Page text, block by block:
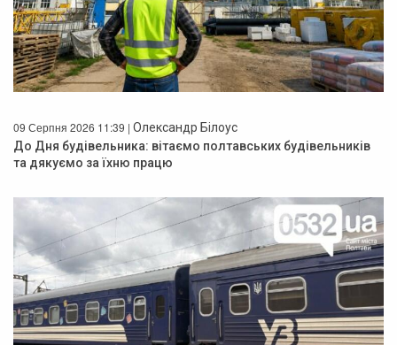
09 Серпня 2026 11:39 | Олександр Білоус
До Дня будівельника: вітаємо полтавських будівельників
та дякуємо за їхню працю